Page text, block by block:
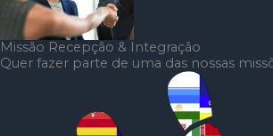
Missão Recepção & Integração
Quer fazer parte de uma das nossas